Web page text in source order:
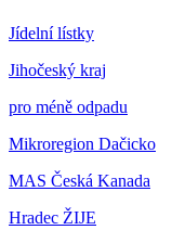
Jídelní lístky
Jihočeský kraj
pro méně odpadu
Mikroregion Dačicko
MAS Česká Kanada
Hradec ŽIJE